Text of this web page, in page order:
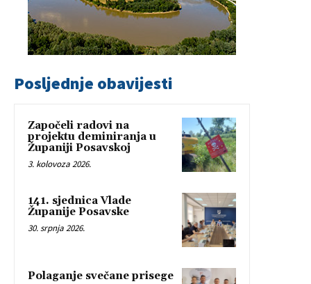
Posljednje obavijesti
Započeli radovi na
projektu deminiranja u
Županiji Posavskoj
3. kolovoza 2026.
141. sjednica Vlade
Županije Posavske
30. srpnja 2026.
Polaganje svečane prisege